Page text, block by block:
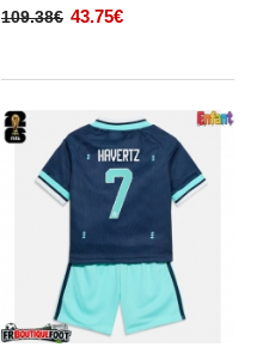
109.38€ 43.75€